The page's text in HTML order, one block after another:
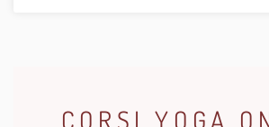
CORSI YOGA